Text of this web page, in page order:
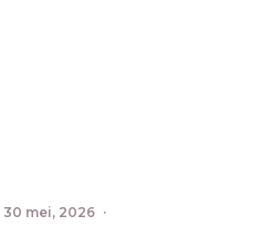
30 mei, 2026 ·